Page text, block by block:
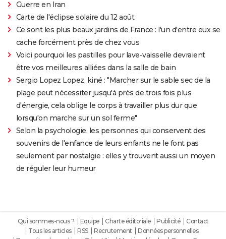
Guerre en Iran
Carte de l'éclipse solaire du 12 août
Ce sont les plus beaux jardins de France : l'un d'entre eux se
cache forcément près de chez vous
Voici pourquoi les pastilles pour lave-vaisselle devraient
être vos meilleures alliées dans la salle de bain
Sergio Lopez Lopez, kiné : "Marcher sur le sable sec de la
plage peut nécessiter jusqu'à près de trois fois plus
d'énergie, cela oblige le corps à travailler plus dur que
lorsqu'on marche sur un sol ferme"
Selon la psychologie, les personnes qui conservent des
souvenirs de l'enfance de leurs enfants ne le font pas
seulement par nostalgie : elles y trouvent aussi un moyen
de réguler leur humeur
Qui sommes-nous ? Equipe Charte éditoriale Publicité
Contact
Tous les articles
RSS Recrutement
Données personnelles